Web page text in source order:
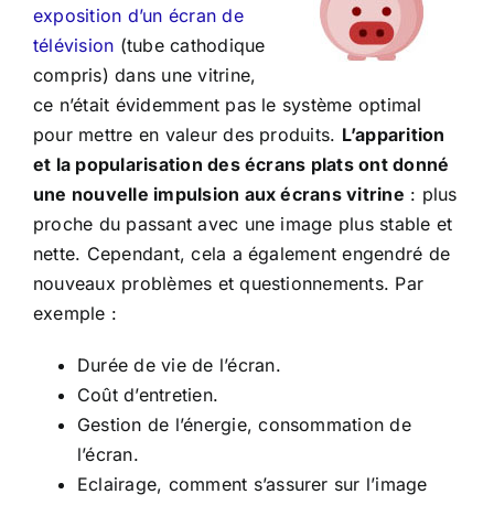
exposition d’un écran de
télévision (tube cathodique
compris) dans une vitrine,
ce n’était évidemment pas le système optimal
pour mettre en valeur des produits. L’apparition
et la popularisation des écrans plats ont donné
une nouvelle impulsion aux écrans vitrine : plus
proche du passant avec une image plus stable et
nette. Cependant, cela a également engendré de
nouveaux problèmes et questionnements. Par
exemple :
Durée de vie de l’écran.
Coût d’entretien.
Gestion de l’énergie, consommation de
l’écran.
Eclairage, comment s’assurer sur l’image